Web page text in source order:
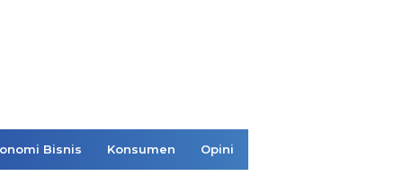
Bisnis Konsumen Opini